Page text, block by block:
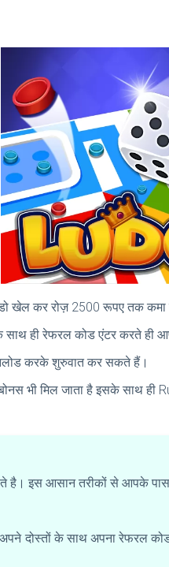
खेल कर रोज़ 2500 रूपए तक
ही रेफरल कोड एंटर करते ही
करके शुरुवात कर सकते हैं।
भी मिल जाता है इसके साथ ही
इस आसान तरीकों से आपके
दोस्तों के साथ अपना